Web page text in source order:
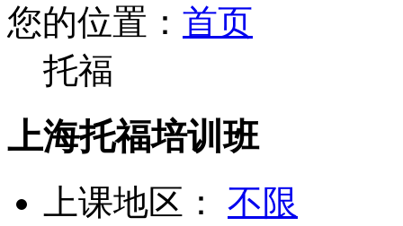
您的位置： 首页
托福
上海托福培训班
上课地区： 不限